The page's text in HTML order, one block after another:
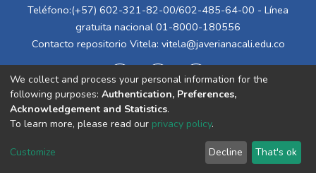
Teléfono:(+57) 602-321-82-00/602-485-64-00 - Línea
gratuita nacional 01-8000-180556
Contacto repositorio Vitela: vitela@javerianacali.edu.co
Cookie
End User
Agreement
Send
Feedback
We collect and process your personal information for the
following purposes: Authentication, Preferences,
Acknowledgement and Statistics.
To learn more, please read our privacy policy.
Customize Decline That's ok